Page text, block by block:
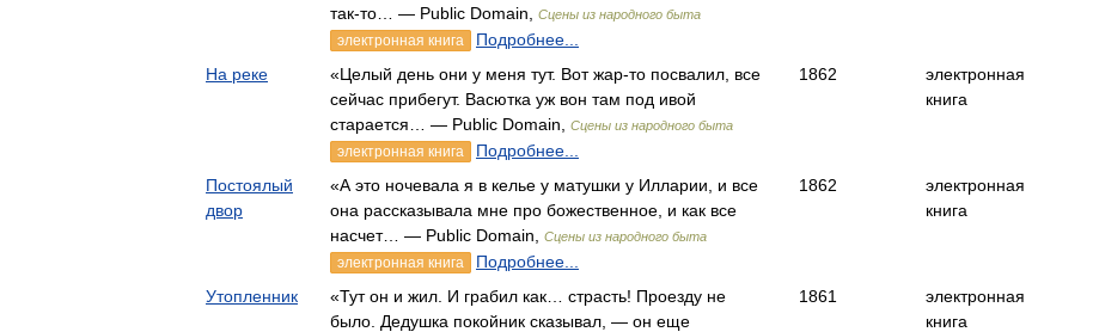
так-то… — Public Domain,
Сцены из народного быта
электронная книга Подробнее...
На реке
«Целый день они у меня тут. Вот жар-то посвалил, все
сейчас прибегут. Васютка уж вон там под ивой
старается… — Public Domain,
Сцены из народного быта
электронная книга Подробнее...
1862
электронная
книга
Постоялый
двор
«А это ночевала я в келье у матушки у Илларии, и все
она рассказывала мне про божественное, и как все
насчет… — Public Domain,
Сцены из народного быта
электронная книга Подробнее...
1862
электронная
книга
Утопленник
«Тут он и жил. И грабил как… страсть! Проезду не
было. Дедушка покойник сказывал, — он еще
1861
электронная
книга